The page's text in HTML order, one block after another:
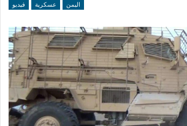
اليمن عسكرية فيديو